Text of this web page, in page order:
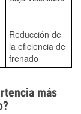
Reducción de
la eficiencia de
frenado
más